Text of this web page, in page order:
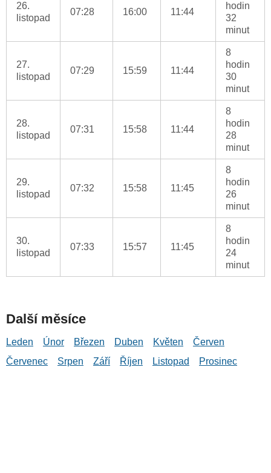
26.
listopad
07:28 16:00 11:44
hodin
32
minut
27.
listopad
07:29 15:59 11:44
8
hodin
30
minut
28.
listopad
07:31 15:58 11:44
8
hodin
28
minut
29.
listopad
07:32 15:58 11:45
8
hodin
26
minut
30.
listopad
07:33 15:57 11:45
8
hodin
24
minut
Další měsíce
Leden Únor Březen Duben Květen
Červen
Červenec
Srpen Září Říjen Listopad Prosinec